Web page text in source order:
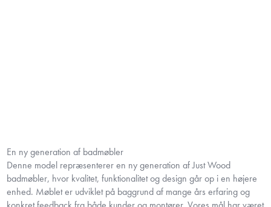
En ny generation af badmøbler
Denne model repræsenterer en ny generation af Just Wood
badmøbler, hvor kvalitet, funktionalitet og design går op i en højere
enhed. Møblet er udviklet på baggrund af mange års erfaring og